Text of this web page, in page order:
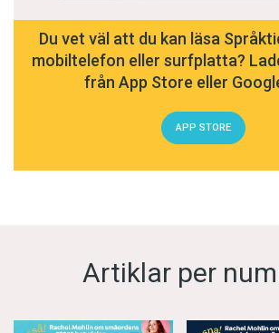
Du vet väl att du kan läsa
mobiltelefon eller surfplatta?
från App Store eller
APP STORE
Artiklar per